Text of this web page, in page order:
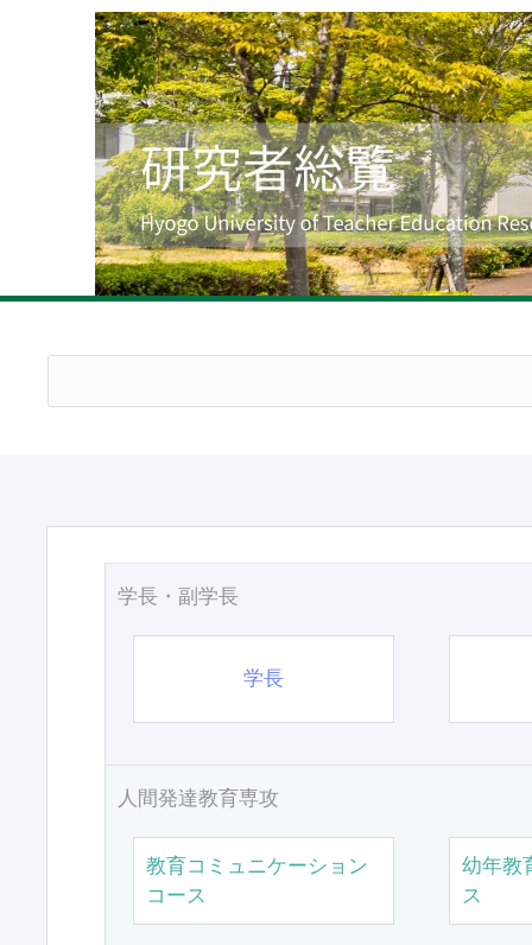
学長・副学長
学長
人間発達教育専攻
教育コミュニケーション
コース
幼年教
ス